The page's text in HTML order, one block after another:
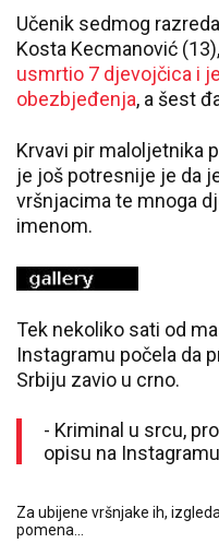
Učenik sedmog
Kosta Kecmanović
usmrtio 7 djevojčica i
obezbjeđenja, a šest
Krvavi pir maloljetnika
je još potresnije je da
vršnjacima te mnoga
imenom.
Tek nekoliko sati od
Instagramu počela da
Srbiju zavio u crno.
- Kriminal u srcu,
opisu na
Za ubijene vršnjake ih,
pomena...